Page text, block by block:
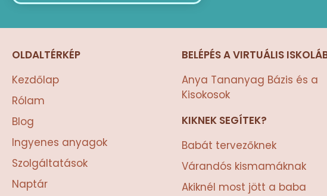
OLDALTÉRKÉP
Kezdőlap
Rólam
Blog
Ingyenes anyagok
Szolgáltatások
Naptár
BELÉPÉS A VIRTUÁLIS
Anya Tananyag Bázis és a
Kisokosok
KIKNEK SEGÍTEK?
Babát tervezőknek
Várandós kismamáknak
Akiknél most jött a baba